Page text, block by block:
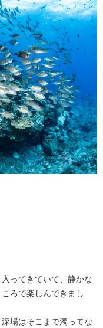
ってきていて、静かな
ろで楽しんできまし
場はそこまで濁ってな